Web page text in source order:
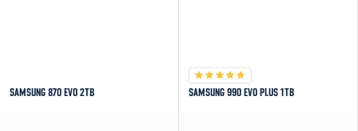
SAMSUNG 870 EVO 2TB SAMSUNG 990 EVO PLUS 1TB